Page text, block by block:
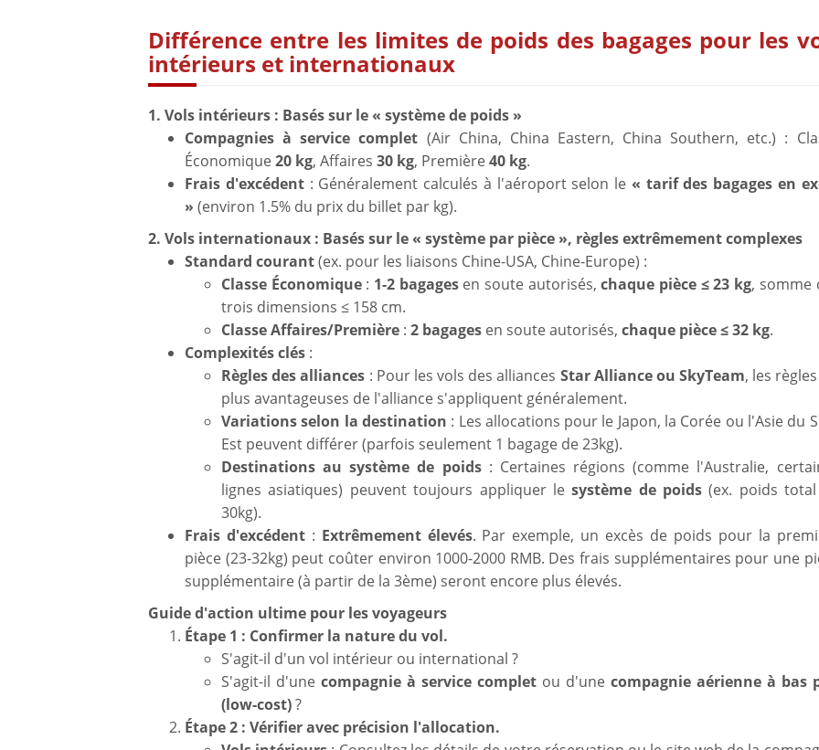
Différence entre les limites de poids des bagages pour les
intérieurs et internationaux
1. Vols intérieurs : Basés sur le « système de poids »
Compagnies à service complet (Air China, China Eastern, China Southern, etc.) :
Économique20 kg, Affaires 30 kg, Première40 kg.
Frais d'excédent: Généralement calculés à l'aéroport selon le « tarif des bagages en
» (environ 1.5% du prix du billet par kg).
2. Vols internationaux : Basés sur le « système par pièce », règles extrêmement complexes
Standard courant(ex. pour les liaisons Chine-USA, Chine-Europe) :
Classe Économique: 1-2 bagagesen soute autorisés,chaque pièce ≤ 23 kg, somme
trois dimensions ≤ 158 cm.
Classe Affaires/Première : 2 bagages en soute autorisés, chaque pièce ≤ 32 kg.
Complexités clés :
Règles des alliances : Pour les vols des alliances Star Alliance ou SkyTeam, les
plus avantageuses de l'alliance s'appliquent généralement.
Variations selon la destination : Les allocations pour le Japon, la Corée ou l'Asie du
Est peuvent différer (parfois seulement 1 bagage de 23kg).
Destinations au système de poids: Certaines régions (comme l'Australie,
lignes asiatiques) peuvent toujours appliquer lesystème de poids (ex. poids
30kg).
Frais d'excédent: Extrêmement élevés. Par exemple, un excès de poids pour la
pièce (23-32kg) peut coûter environ 1000-2000 RMB. Des frais supplémentaires pour une
supplémentaire (à partir de la 3ème) seront encore plus élevés.
Guide d'action ultime pour les voyageurs
Étape 1 : Confirmer la nature du vol.
S'agit-il d'un vol intérieur ou international ?
S'agit-il d'une compagnie à service completou d'une compagnie aérienne à bas
(low-cost)?
Étape 2 : Vérifier avec précision l'allocation.